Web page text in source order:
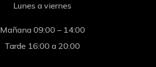
Lunes a viernes
Mañana 09:00 – 14:00
Tarde 16:00 a 20:00